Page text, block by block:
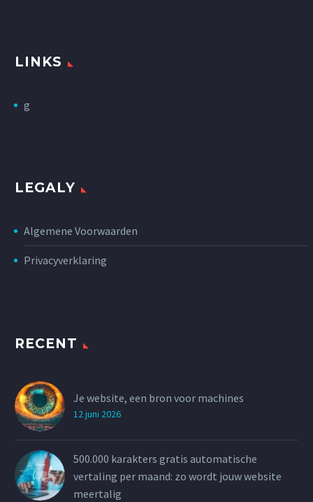
LINKS
g
LEGALY
Algemene Voorwaarden
Privacyverklaring
RECENT
Je website, een bron voor machines
12 juni 2026
500.000 karakters gratis automatische
vertaling per maand: zo wordt jouw website
meertalig